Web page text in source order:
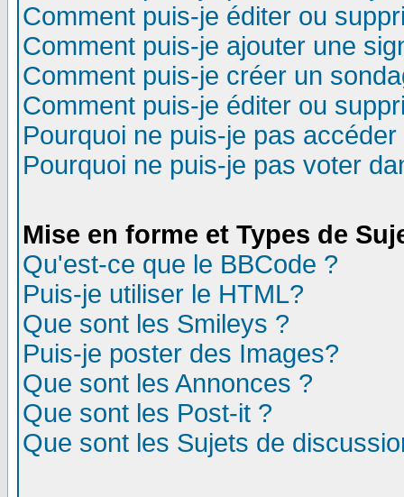
Comment puis-je éditer ou
Comment puis-je ajouter une
Comment puis-je créer un
Comment puis-je éditer ou
Pourquoi ne puis-je pas
Pourquoi ne puis-je pas voter
Mise en forme et Types de
Qu'est-ce que le BBCode ?
Puis-je utiliser le HTML?
Que sont les Smileys ?
Puis-je poster des Images?
Que sont les Annonces ?
Que sont les Post-it ?
Que sont les Sujets de